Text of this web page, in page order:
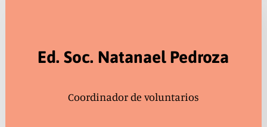
Ed. Soc. Natanael Pedroza
Coordinador de voluntarios